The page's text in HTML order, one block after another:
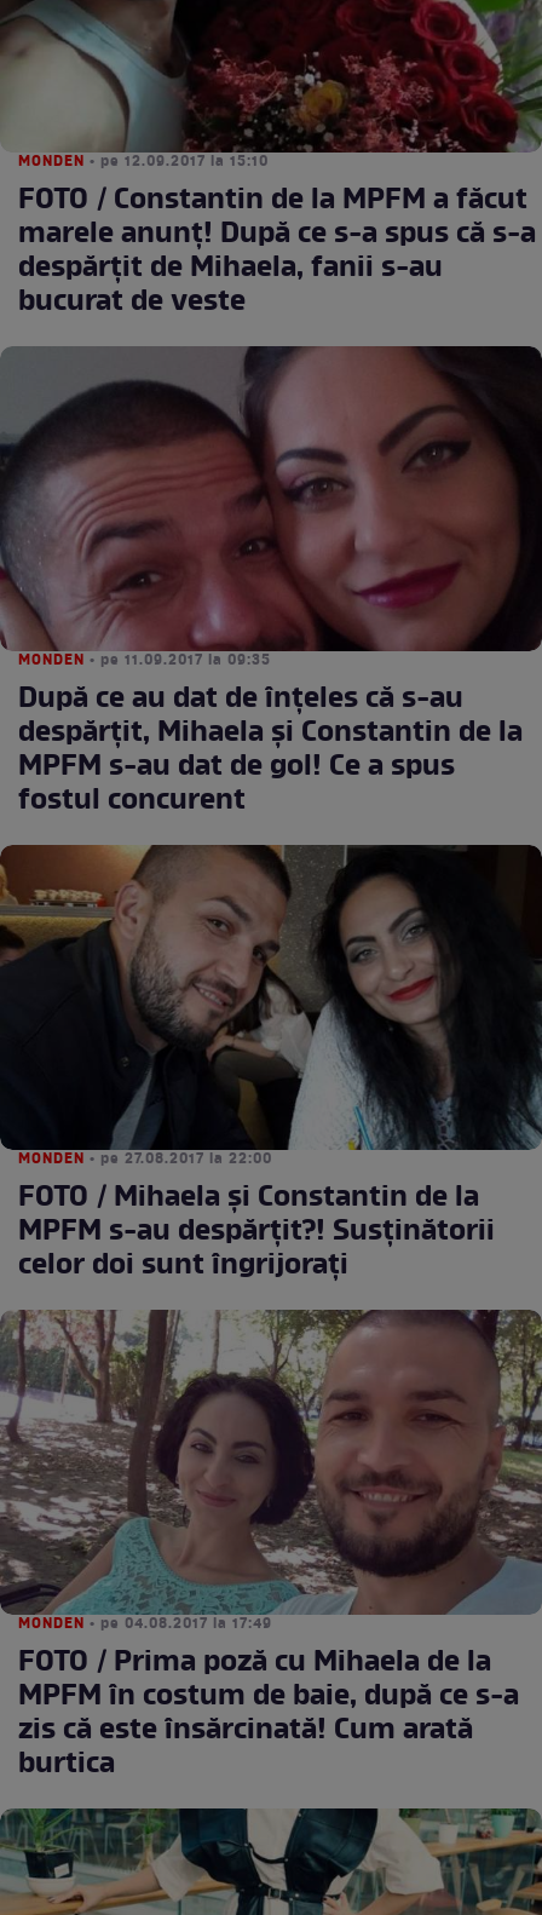
MONDEN • pe 12.09.2017 la 15:10
FOTO / Constantin de la MPFM a făcut
marele anunț! După ce s-a spus că s-a
despărțit de Mihaela, fanii s-au
bucurat de veste
MONDEN • pe 11.09.2017 la 09:35
După ce au dat de înțeles că s-au
despărțit, Mihaela și Constantin de la
MPFM s-au dat de gol! Ce a spus
fostul concurent
MONDEN • pe 27.08.2017 la 22:00
FOTO / Mihaela și Constantin de la
MPFM s-au despărțit?! Susținătorii
celor doi sunt îngrijorați
MONDEN • pe 04.08.2017 la 17:49
FOTO / Prima poză cu Mihaela de la
MPFM în costum de baie, după ce s-a
zis că este însărcinată! Cum arată
burtica